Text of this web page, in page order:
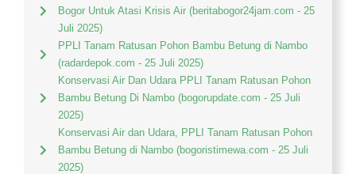
Bogor Untuk Atasi Krisis Air (beritabogor24jam.com - 25
Juli 2025)
PPLI Tanam Ratusan Pohon Bambu Betung di Nambo
(radardepok.com - 25 Juli 2025)
Konservasi Air Dan Udara PPLI Tanam Ratusan Pohon
Bambu Betung Di Nambo (bogorupdate.com - 25 Juli
2025)
Konservasi Air dan Udara, PPLI Tanam Ratusan Pohon
Bambu Betung di Nambo (bogoristimewa.com - 25 Juli
2025)